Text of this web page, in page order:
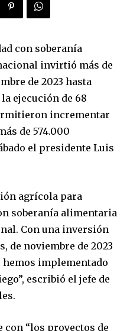
con soberanía
invirtió más de
de 2023 hasta
ejecución de 68
incrementar
de 574.000
el presidente Luis
agrícola para
soberanía alimentaria
Con una inversión
de noviembre de 2023
hemos implementado
escribió el jefe de
con “los proyectos de